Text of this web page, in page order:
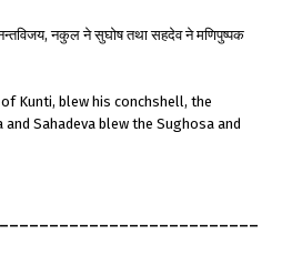
नकुल ने सुघोष तथा सहदेव ने मणिपुष्पक
Kunti, blew his conchshell, the
and Sahadeva blew the Sughosa and